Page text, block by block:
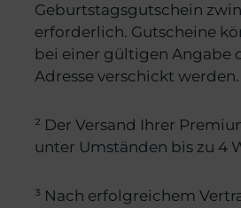
Geburtstagsgutschein
erforderlich. Gutscheine
bei einer gültigen Angabe
Adresse verschickt werden.
² Der Versand Ihrer
unter Umständen bis zu 4
³ Nach erfolgreichem